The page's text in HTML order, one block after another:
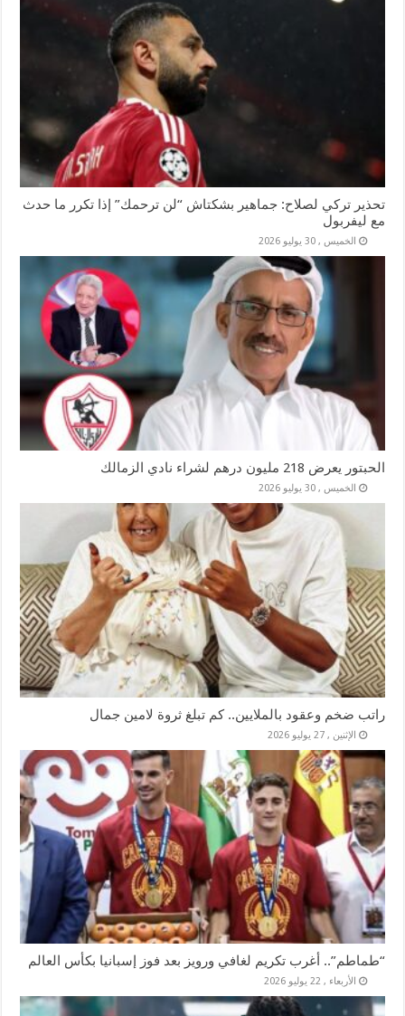
تحذير تركي لصلاح: جماهير بشكتاش “لن ترحمك” إذا تكرر ما حدث
مع ليفربول
الخميس , 30 يوليو 2026
الحبتور يعرض 218 مليون درهم لشراء نادي الزمالك
الخميس , 30 يوليو 2026
راتب ضخم وعقود بالملايين.. كم تبلغ ثروة لامين جمال
الإثنين , 27 يوليو 2026
“طماطم”.. أغرب تكريم لغافي ورويز بعد فوز إسبانيا بكأس العالم
الأربعاء , 22 يوليو 2026